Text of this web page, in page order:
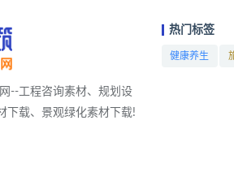
--工程咨询素材、规划设
下载、景观绿化素材下载!
热门标签
健康养生